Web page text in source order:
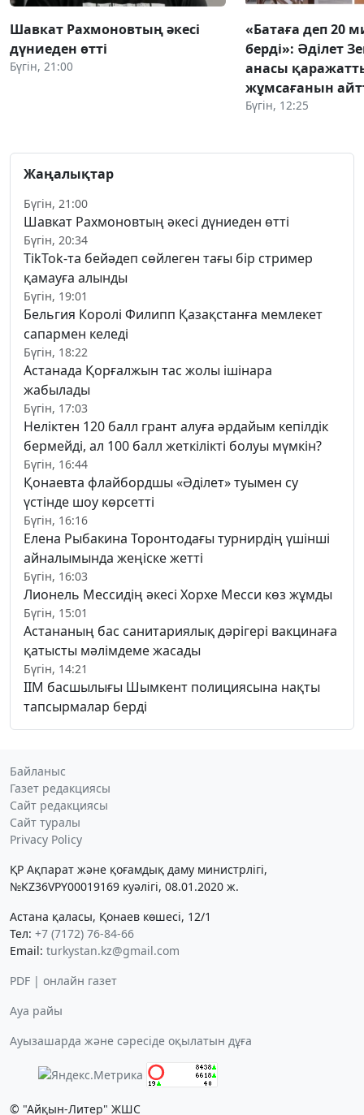
Шавкат Рахмоновтың әкесі
дүниеден өтті
Бүгін, 21:00
«Батаға деп 20
берді»: Әділет
анасы
жұмсағанын
Бүгін, 12:25
Жаңалықтар
Бүгін, 21:00
Шавкат Рахмоновтың әкесі дүниеден өтті
Бүгін, 20:34
TikTok-та бейәдеп сөйлеген тағы бір стример
қамауға алынды
Бүгін, 19:01
Бельгия Королі Филипп Қазақстанға мемлекет
сапармен келеді
Бүгін, 18:22
Астанада Қорғалжын тас жолы ішінара
жабылады
Бүгін, 17:03
Неліктен 120 балл грант алуға әрдайым кепілдік
бермейді, ал 100 балл жеткілікті болуы мүмкін?
Бүгін, 16:44
Қонаевта флайбордшы «Әділет» туымен су
үстінде шоу көрсетті
Бүгін, 16:16
Елена Рыбакина Торонтодағы турнирдің үшінші
айналымында жеңіске жетті
Бүгін, 16:03
Лионель Мессидің әкесі Хорхе Месси көз жұмды
Бүгін, 15:01
Астананың бас санитариялық дәрігері вакцинаға
қатысты мәлімдеме жасады
Бүгін, 14:21
ІІМ басшылығы Шымкент полициясына нақты
тапсырмалар берді
Байланыс
Газет редакциясы
Сайт редакциясы
Сайт туралы
Privacy Policy
ҚР Ақпарат және қоғамдық даму министрлігі,
№KZ36VPY00019169 куәлігі, 08.01.2020 ж.
Астана қаласы, Қонаев көшесі, 12/1
Тел: +7 (7172) 76-84-66
Email: turkystan.kz@gmail.com
PDF | онлайн газет
Ауа райы
Ауызашарда және сәресіде оқылатын дұға
© "Айқын-Литер" ЖШС